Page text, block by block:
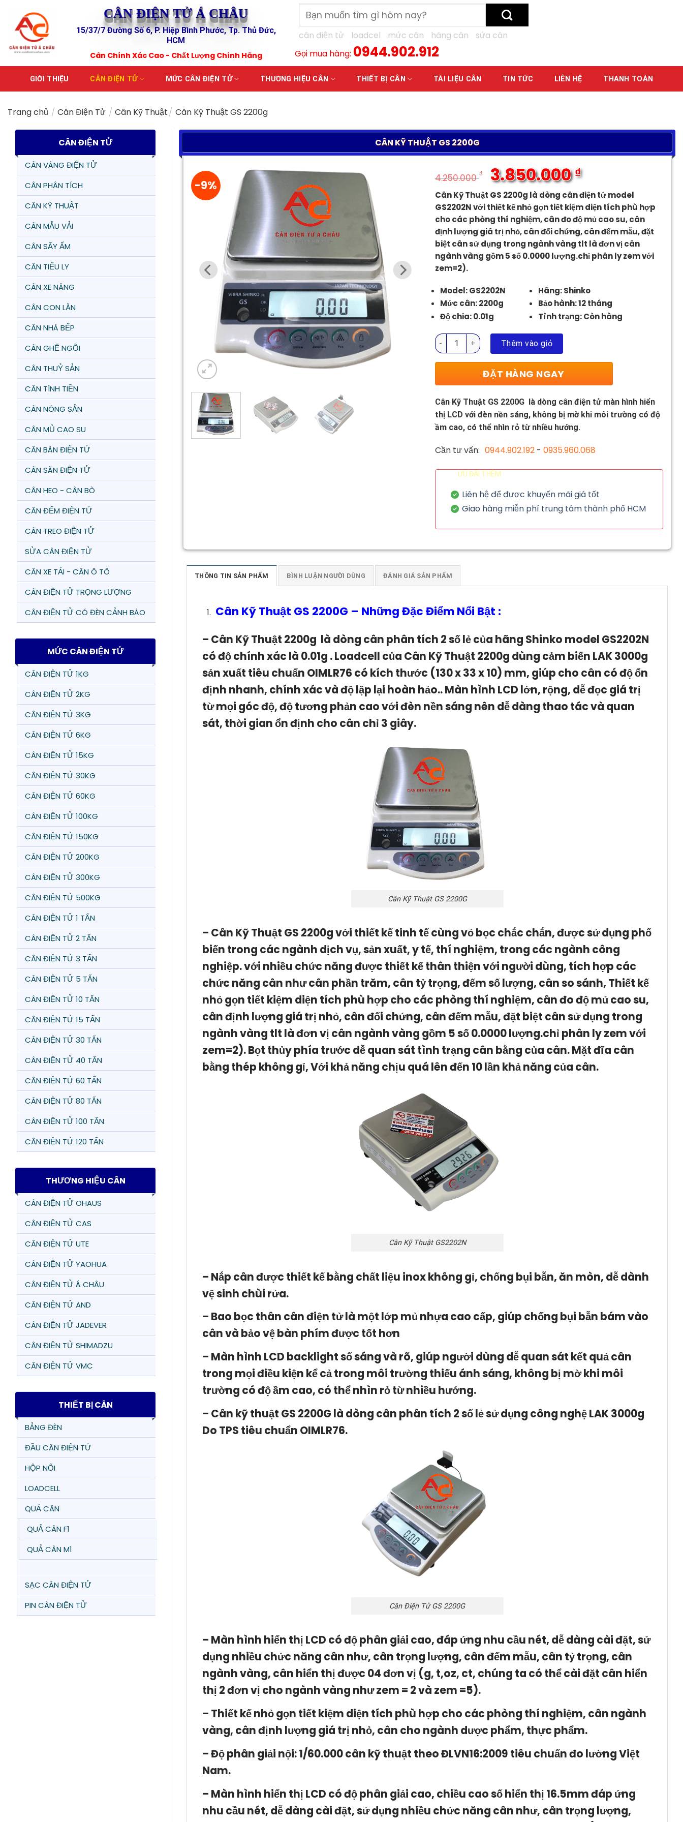
content
CÂN ĐIỆN TỬ Á CHÂU
15/37/7 Đường Số 6, P. Hiệp Bình Phước, Tp. Thủ Đức,
HCM
Cân Chính Xác Cao - Chất Lượng Chính Hãng
Tìm
kiếm:
cân điện tử
loadcel mức cân hãng cân
sứa cân
Gọi mua hàng: 0944.902.912
GIỚI THIỆU CÂN ĐIỆN TỬ MỨC CÂN ĐIỆN TỬ THƯƠNG HIỆU CÂN THIẾT BỊ CÂN TÀI LIỆU CÂN TIN TỨC LIÊN HỆ THANH TOÁN
Trang chủ / Cân Điện Tử / Cân Kỹ Thuật/ Cân Kỹ Thuật GS 2200g
CÂN ĐIỆN TỬ
CÂN VÀNG ĐIỆN TỬ
CÂN PHÂN TÍCH
CÂN KỸ THUẬT
CÂN MẪU VẢI
CÂN SẤY ẨM
CÂN TIỂU LY
CÂN XE NÂNG
CÂN CON LĂN
CÂN NHÀ BẾP
CÂN GHẾ NGỒI
CÂN THUỶ SẢN
CÂN TÍNH TIỀN
CÂN NÔNG SẢN
CÂN MỦ CAO SU
CÂN BÀN ĐIỆN TỬ
CÂN SÀN ĐIỆN TỬ
CÂN HEO - CÂN BÒ
CÂN ĐẾM ĐIỆN TỬ
CÂN TREO ĐIỆN TỬ
SỬA CÂN ĐIỆN TỬ
CÂN XE TẢI - CÂN Ô TÔ
CÂN ĐIỆN TỬ TRỌNG LƯỢNG
CÂN ĐIỆN TỬ CÓ ĐÈN CẢNH BÁO
MỨC CÂN ĐIỆN TỬ
CÂN ĐIỆN TỬ 1KG
CÂN ĐIỆN TỬ 2KG
CÂN ĐIỆN TỬ 3KG
CÂN ĐIỆN TỬ 6KG
CÂN ĐIỆN TỬ 15KG
CÂN ĐIỆN TỬ 30KG
CÂN ĐIỆN TỬ 60KG
CÂN ĐIỆN TỬ 100KG
CÂN ĐIỆN TỬ 150KG
CÂN ĐIỆN TỬ 200KG
CÂN ĐIỆN TỬ 300KG
CÂN ĐIỆN TỬ 500KG
CÂN ĐIỆN TỬ 1 TẤN
CÂN ĐIỆN TỬ 2 TẤN
CÂN ĐIỆN TỬ 3 TẤN
CÂN ĐIỆN TỬ 5 TẤN
CÂN ĐIỆN TỬ 10 TẤN
CÂN ĐIỆN TỬ 15 TẤN
CÂN ĐIỆN TỬ 30 TẤN
CÂN ĐIỆN TỬ 40 TẤN
CÂN ĐIỆN TỬ 60 TẤN
CÂN ĐIỆN TỬ 80 TẤN
CÂN ĐIỆN TỬ 100 TẤN
CÂN ĐIỆN TỬ 120 TẤN
THƯƠNG HIỆU CÂN
CÂN ĐIỆN TỬ OHAUS
CÂN ĐIỆN TỬ CAS
CÂN ĐIỆN TỬ UTE
CÂN ĐIỆN TỬ YAOHUA
CÂN ĐIỆN TỬ Á CHÂU
CÂN ĐIỆN TỬ AND
CÂN ĐIỆN TỬ JADEVER
CÂN ĐIỆN TỬ SHIMADZU
CÂN ĐIỆN TỬ VMC
THIẾT BỊ CÂN
BẢNG ĐÈN
ĐẦU CÂN ĐIỆN TỬ
HỘP NỐI
LOADCELL
QUẢ CÂN
QUẢ CÂN F1
QUẢ CÂN M1
SẠC CÂN ĐIỆN TỬ
PIN CÂN ĐIỆN TỬ
CÂN KỸ THUẬT GS 2200G
-9% 4.250.000₫
Giá
gốc
là:
4.250.000 ₫.
3.850.000₫
Giá
hiện
tại
là:
3.850.000 ₫.
Cân Kỹ Thuật GS 2200g là dòng cân điện tử model
GS2202N với thiết kế nhỏ gọn tiết kiệm diện tích phù hợp
cho các phòng thí nghiệm, cân đo độ mủ cao su, cân
định lượng giá trị nhỏ, cân đối chứng, cân đếm mẫu, đặt
biệt cân sử dụng trong ngành vàng tlt là đơn vị cân
ngành vàng gồm 5 số 0.0000 lượng.chỉ phân ly zem với
zem=2).
Model: GS2202N
Mức cân: 2200g
Độ chia: 0.01g
Hãng: Shinko
Bảo hành: 12 tháng
Tình trạng: Còn hàng
Cân Kỹ Thuật GS 2200g số lượng
Thêm vào giỏ
ĐẶT HÀNG NGAY
Cân Kỹ Thuật GS 2200G là dòng cân điện tử màn hình hiển
thị LCD với đèn nền sáng, không bị mờ khi môi trường có độ
ầm cao, có thể nhìn rỏ từ nhiều hướng.
Cần tư vấn: 0944.902.192- 0935.960.068
ƯU ĐÃI THÊM
Liên hệ để được khuyến mãi giá tốt
Giao hàng miễn phí trung tâm thành phố HCM
THÔNG TIN SẢN PHẨM BÌNH LUẬN NGƯỜI DÙNG ĐÁNH GIÁ SẢN PHẨM
Cân Kỹ Thuật GS 2200G – Những Đặc Điểm Nổi Bật :
– Cân Kỹ Thuật 2200g là dòng cân phân tích 2 số lẻ của hãng Shinko model GS2202N
có độ chính xác là 0.01g . Loadcell của Cân Kỹ Thuật 2200g dùng cảm biến LAK 3000g
sản xuất tiêu chuẩn OIMLR76 có kích thước (130 x 33 x 10) mm, giúp cho cân có độ ổn
định nhanh, chính xác và độ lặp lại hoàn hảo.. Màn hình LCD lớn, rộng, dễ đọc giá trị
từ mọi góc độ, độ tương phản cao với đèn nền sáng nên dễ dàng thao tác và quan
sát, thời gian ổn định cho cân chỉ 3 giây.
Cân Kỹ Thuật GS 2200G
– Cân KỹThuật GS 2200gvới thiết kế tinh tế cùng vỏ bọc chắc chắn, được sử dụng phổ
biến trong các ngành dịch vụ, sản xuất, y tế, thí nghiệm, trong các ngành công
nghiệp. với nhiều chức năng được thiết kế thân thiện với người dùng, tích hợp các
chức năng cân như cân phần trăm, cân tỷ trọng, đếm số lượng, cân so sánh, Thiết kế
nhỏ gọn tiết kiệm diện tích phù hợp cho các phòng thí nghiệm, cân đo độ mủ cao su,
cân định lượng giá trị nhỏ, cân đối chứng, cân đếm mẫu, đặt biệt cân sử dụng trong
ngành vàng tlt là đơn vị cân ngành vàng gồm 5 số 0.0000 lượng.chỉ phân ly zem với
zem=2). Bọt thủy phía trước dễ quan sát tình trạng cân bằng của cân. Mặt đĩa cân
bằng thép không gỉ, Với khả năng chịu quá lên đến 10 lần khả năng của cân.
Cân Kỹ Thuật GS2202N
– Nắp cân được thiết kế bằng chất liệu inox không gỉ, chống bụi bẫn, ăn mòn, dễ dành
vệ sinh chùi rửa.
– Bao bọc thân cân điện tử là một lớp mủ nhựa cao cấp, giúp chống bụi bẫn bám vào
cân và bảo vệ bàn phím được tốt hơn
– Màn hình LCD backlight số sáng và rõ, giúp người dùng dễ quan sát kết quả cân
trong mọi điều kiện kể cả trong môi trường thiếu ánh sáng, không bị mờ khi môi
trường có độ ầm cao, có thể nhìn rỏ từ nhiều hướng.
– Cân kỹ thuật GS 2200G là dòng cân phân tích 2 số lẻ sử dụng công nghệ LAK 3000g
Do TPS tiêu chuẩn OIMLR76.
Cân Điện Tử GS 2200G
– Màn hình hiển thị LCD có độ phân giải cao, đáp ứng nhu cầu nét, dễ dàng cài đặt, sử
dụng nhiều chức năng cân như, cân trọng lượng, cân đếm mẫu, cân tỷ trọng, cân
ngành vàng, cân hiển thị được 04 đơn vị (g, t,oz, ct, chúng ta có thể cài đặt cân hiển
thị 2 đơn vị cho ngành vàng như zem = 2 và zem =5).
– Thiết kế nhỏ gọn tiết kiệm diện tích phù hợp cho các phòng thí nghiệm, cân ngành
vàng, cân định lượng giá trị nhỏ, cân cho ngành dược phẩm, thực phẩm.
– Độ phân giải nội: 1/60.000 cân kỹ thuật theo ĐLVN16:2009 tiêu chuẩn đo lường Việt
Nam.
– Màn hình hiển thị LCD có độ phân giải cao, chiều cao số hiển thị 16.5mm đáp ứng
nhu cầu nét, dễ dàng cài đặt, sử dụng nhiều chức năng cân như, cân trọng lượng,